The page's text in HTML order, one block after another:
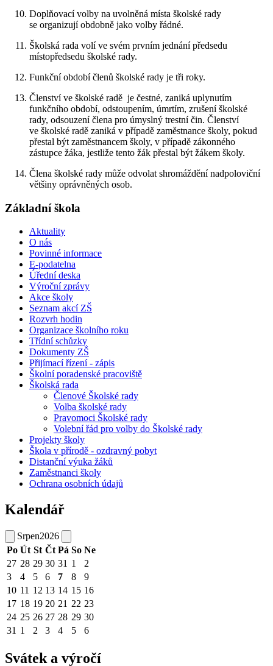
Doplňovací volby na uvolněná místa školské rady
se organizují obdobně jako volby řádné.
Školská rada volí ve svém prvním jednání předsedu
místopředsedu školské rady.
Funkční období členů školské rady je tři roky.
Členství ve školské radě je čestné, zaniká uplynutím
funkčního období, odstoupením, úmrtím, zrušení školské
rady, odsouzení člena pro úmyslný trestní čin. Členství
ve školské radě zaniká v případě zaměstnance školy, pokud
přestal být zaměstnancem školy, v případě zákonného
zástupce žáka, jestliže tento žák přestal být žákem školy.
Člena školské rady může odvolat shromáždění nadpoloviční
většiny oprávněných osob.
Základní škola
Aktuality
O nás
Povinné informace
E-podatelna
Úřední deska
Výroční zprávy
Akce školy
Seznam akcí ZŠ
Rozvrh hodin
Organizace školního roku
Třídní schůzky
Dokumenty ZŠ
Přijímací řízení - zápis
Školní poradenské pracoviště
Školská rada
Členové Školské rady
Volba školské rady
Pravomoci Školské rady
Volební řád pro volby do Školské rady
Projekty školy
Škola v přírodě - ozdravný pobyt
Distanční výuka žáků
Zaměstnanci školy
Ochrana osobních údajů
Kalendář
Srpen2026
Po Út St Čt Pá So Ne
27 28 29 30 31 1
2
3
4 5 6 7 8
9
10 11 12 13 14 15 16
17 18 19 20 21 22 23
24 25 26 27 28 29 30
31 1 2 3 4 5 6
Svátek a výročí